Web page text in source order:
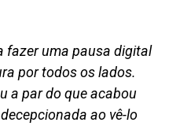
fazer uma pausa digital
por todos os lados.
a par do que acabou
ao vê-lo